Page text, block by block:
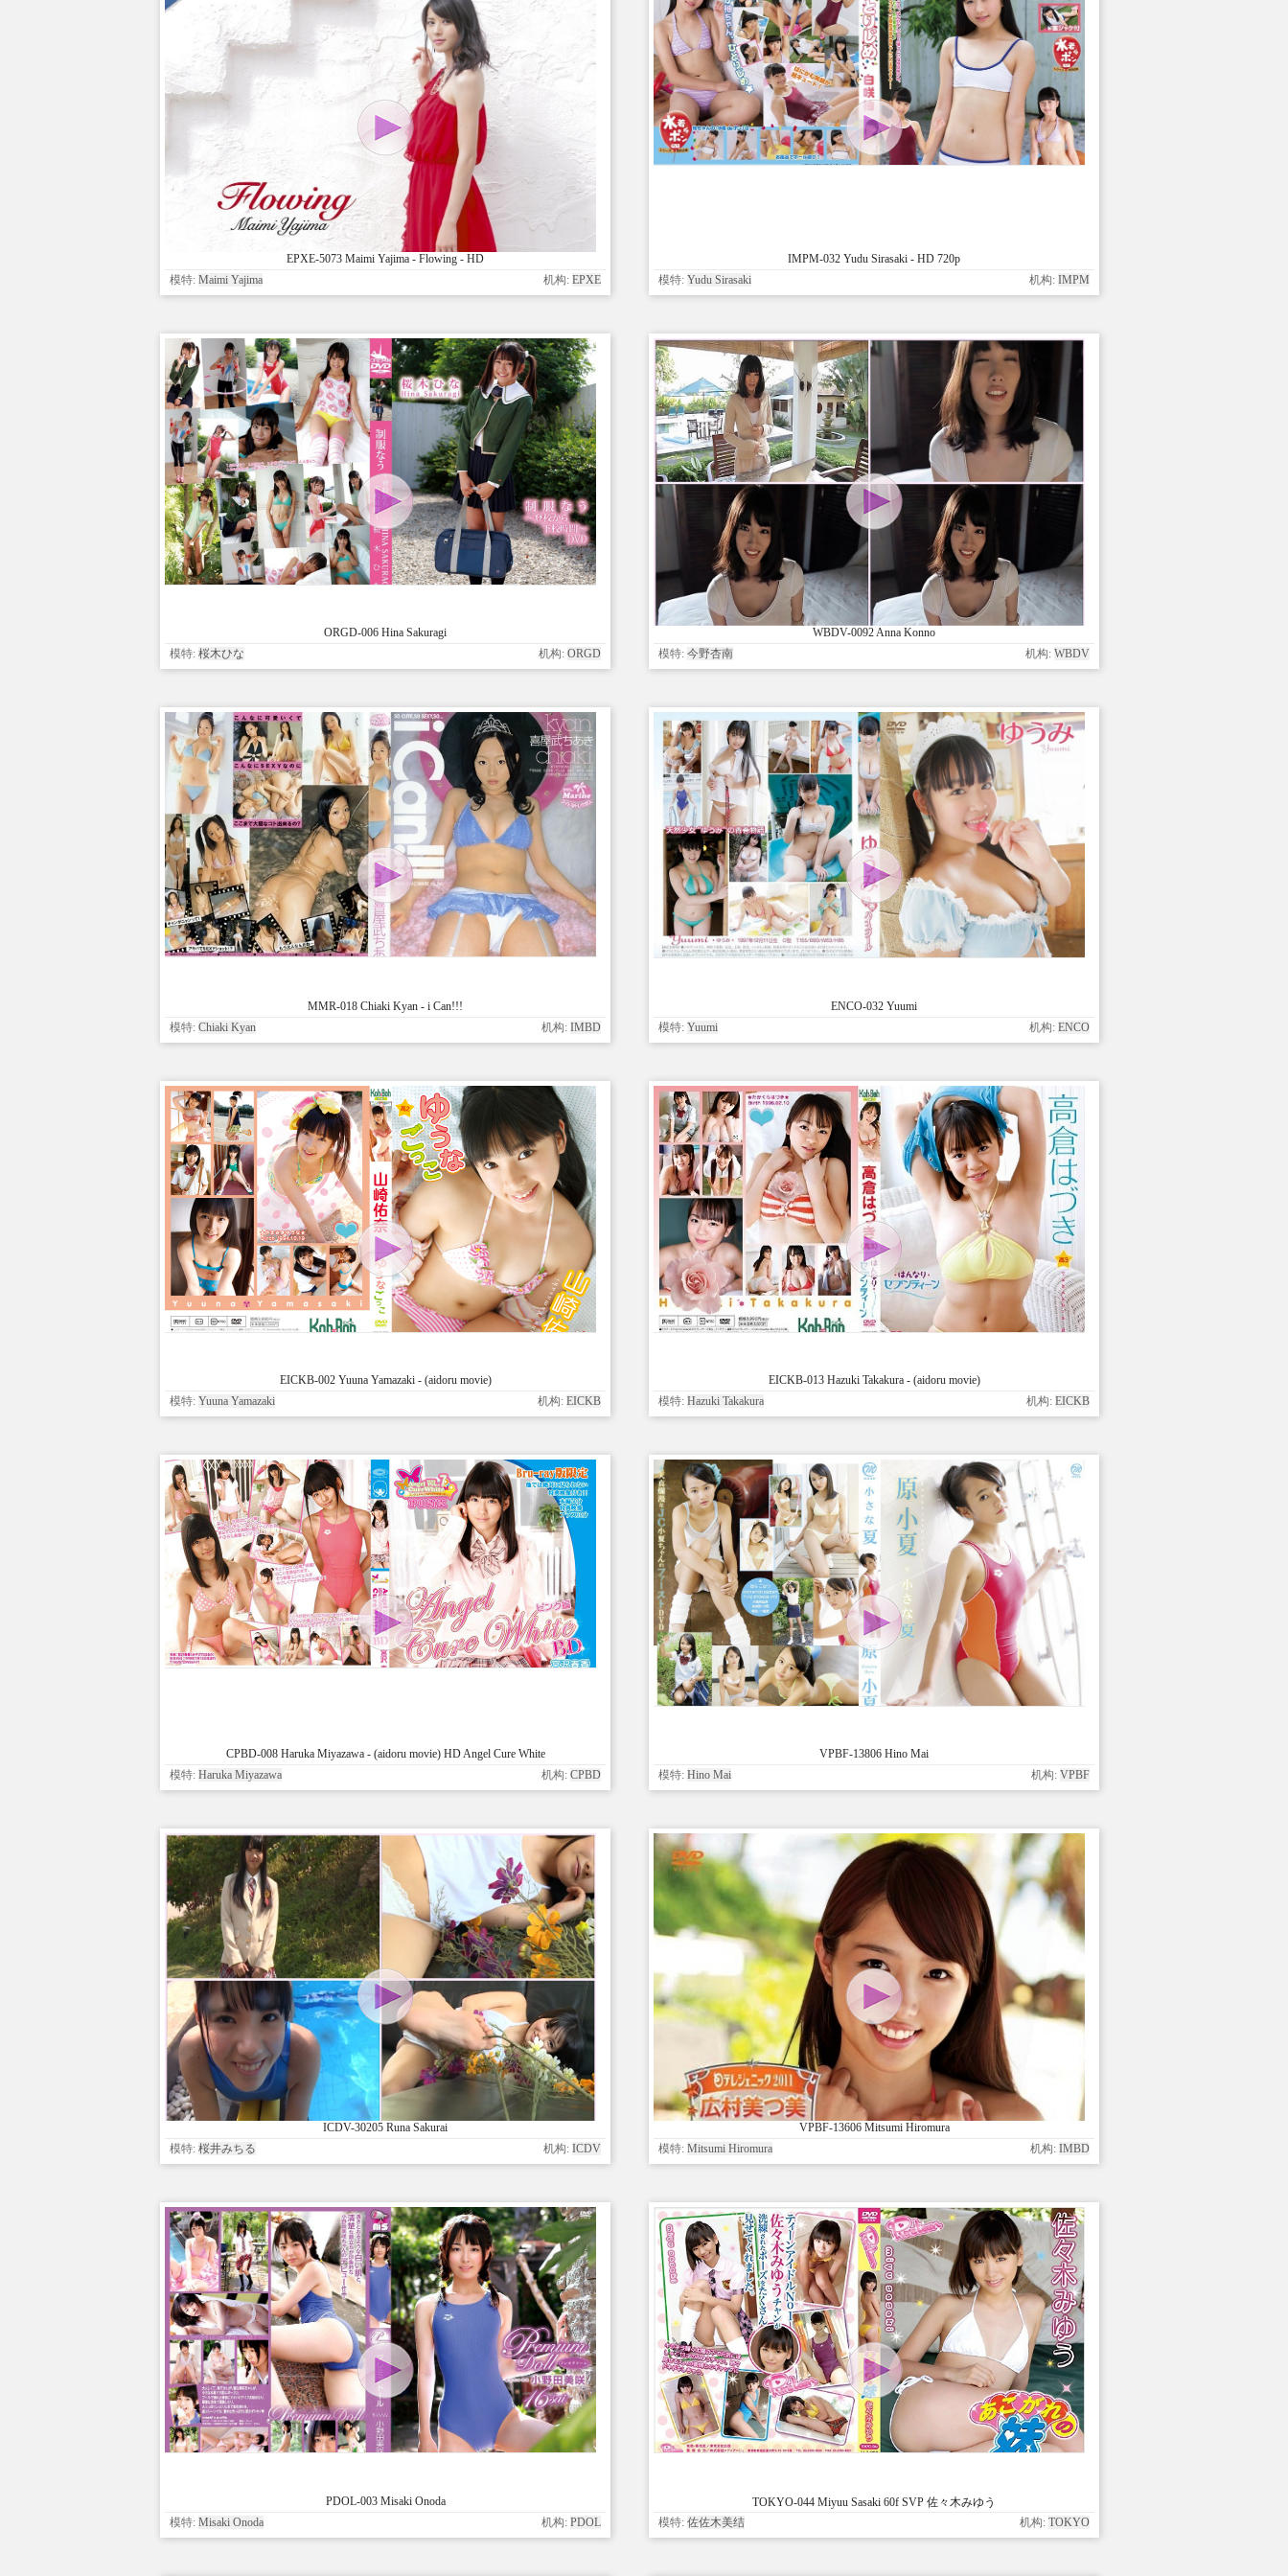
EPXE-5073 Maimi Yajima - Flowing - HD
模特: Maimi Yajima 机构: EPXE
IMPM-032 Yudu Sirasaki - HD 720p
模特: Yudu Sirasaki 机构: IMPM
ORGD-006 Hina Sakuragi
模特: 桜木ひな 机构: ORGD
WBDV-0092 Anna Konno
模特: 今野杏南 机构: WBDV
MMR-018 Chiaki Kyan - i Can!!!
模特: Chiaki Kyan 机构: IMBD
ENCO-032 Yuumi
模特: Yuumi 机构: ENCO
EICKB-002 Yuuna Yamazaki - (aidoru movie)
模特: Yuuna Yamazaki 机构: EICKB
EICKB-013 Hazuki Takakura - (aidoru movie)
模特: Hazuki Takakura 机构: EICKB
CPBD-008 Haruka Miyazawa - (aidoru movie) HD Angel Cure White
模特: Haruka Miyazawa 机构: CPBD
VPBF-13806 Hino Mai
模特: Hino Mai 机构: VPBF
ICDV-30205 Runa Sakurai
模特: 桜井みちる 机构: ICDV
VPBF-13606 Mitsumi Hiromura
模特: Mitsumi Hiromura 机构: IMBD
PDOL-003 Misaki Onoda
模特: Misaki Onoda 机构: PDOL
TOKYO-044 Miyuu Sasaki 60f SVP 佐々木みゆう
模特: 佐佐木美结 机构: TOKYO